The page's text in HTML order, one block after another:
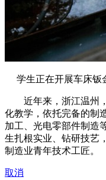
学生正在开展车床钣
近年来，浙江温州，
化教学，依托完备的制
加工、光电零部件制造
生扎根实业、钻研技艺
制造业青年技术工匠。
取消